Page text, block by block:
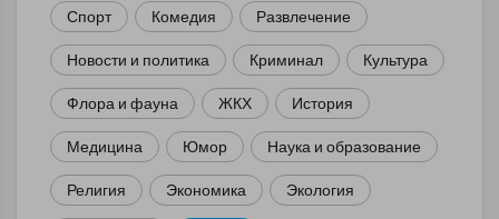
Спорт Комедия Развлечение
Новости и политика Криминал Культура
Флора и фауна ЖКХ История
Медицина Юмор Наука и образование
Религия Экономика Экология